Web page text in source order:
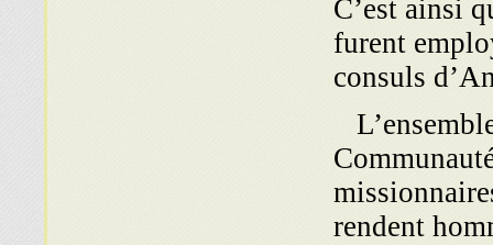
C’est ainsi
furent
consuls
rendent